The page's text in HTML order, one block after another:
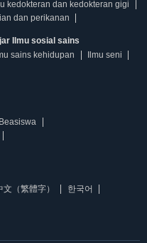
kedokteran dan kedokteran gigi
dan perikanan
Ilmu sosial sains
sains kehidupan
Ilmu seni
文（繁體字）
한국어